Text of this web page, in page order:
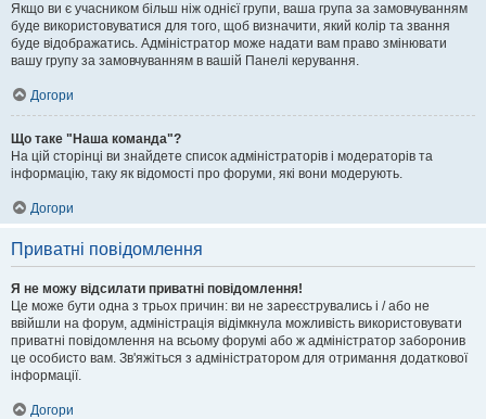
Якщо ви є учасником більш ніж однієї групи, ваша група за замовчуванням
буде використовуватися для того, щоб визначити, який колір та звання
буде відображатись. Адміністратор може надати вам право змінювати
вашу групу за замовчуванням в вашій Панелі керування.
Догори
Що таке "Наша команда"?
На цій сторінці ви знайдете список адміністраторів і модераторів та
інформацію, таку як відомості про форуми, які вони модерують.
Догори
Приватні повідомлення
Я не можу відсилати приватні повідомлення!
Це може бути одна з трьох причин: ви не зареєструвались і / або не
ввійшли на форум, адміністрація відімкнула можливість використовувати
приватні повідомлення на всьому форумі або ж адміністратор заборонив
це особисто вам. Зв'яжіться з адміністратором для отримання додаткової
інформації.
Догори